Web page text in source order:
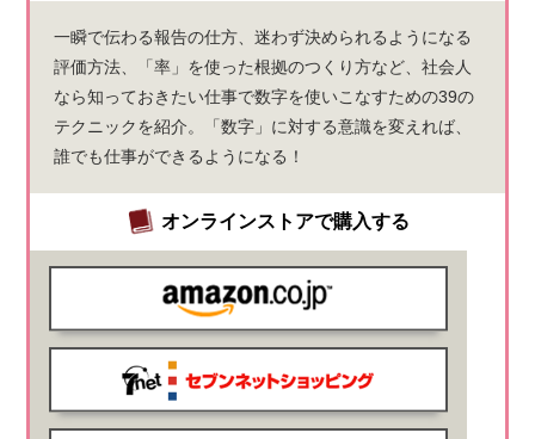
一瞬で伝わる報告の仕方、迷わず決められるようになる
評価方法、「率」を使った根拠のつくり方など、社会人
なら知っておきたい仕事で数字を使いこなすための39の
テクニックを紹介。「数字」に対する意識を変えれば、
誰でも仕事ができるようになる！
オンラインストアで購入する